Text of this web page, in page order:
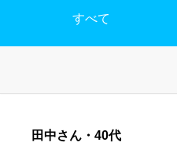
すべて
田中さん・40代